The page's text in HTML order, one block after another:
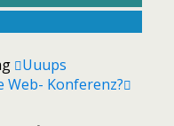
Uuups
Web- Konferenz?